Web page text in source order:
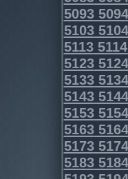
50935094
51035104
51135114
51235124
51335134
51435144
51535154
51635164
51735174
51835184